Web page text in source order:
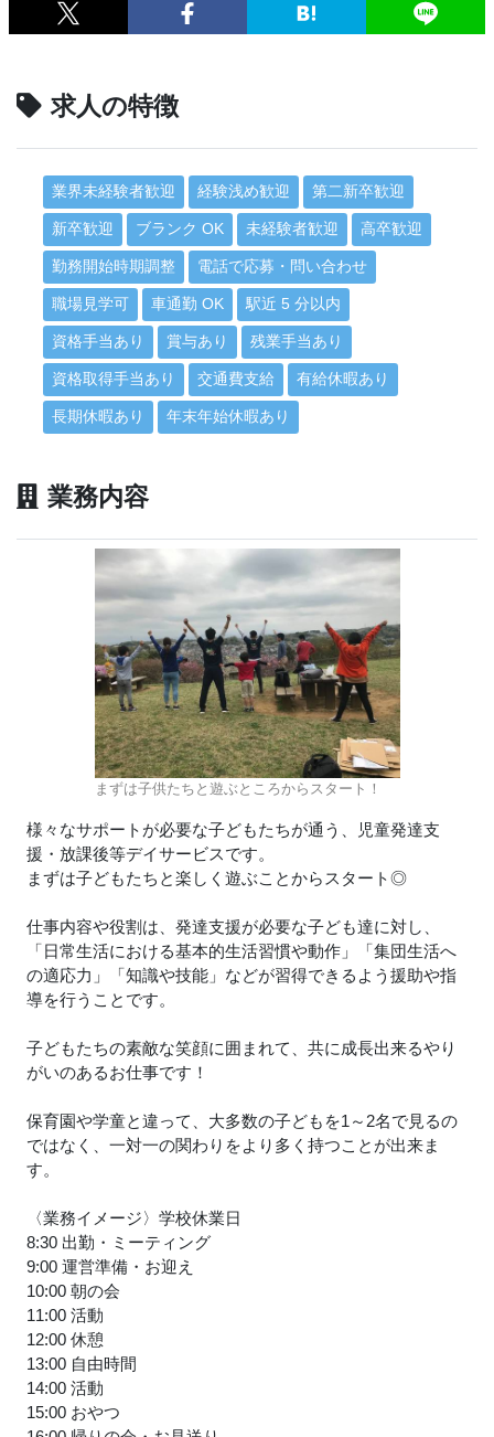
求人の特徴
業界未経験者歓迎 経験浅め歓迎 第二新卒歓迎
新卒歓迎 ブランク OK 未経験者歓迎 高卒歓迎
勤務開始時期調整 電話で応募・問い合わせ
職場見学可 車通勤 OK 駅近 5 分以内
資格手当あり 賞与あり 残業手当あり
資格取得手当あり 交通費支給 有給休暇あり
長期休暇あり 年末年始休暇あり
業務内容
まずは子供たちと遊ぶところからスタート！
様々なサポートが必要な子どもたちが通う、児童発達支
援・放課後等デイサービスです。
まずは子どもたちと楽しく遊ぶことからスタート◎
仕事内容や役割は、発達支援が必要な子ども達に対し、
「日常生活における基本的生活習慣や動作」「集団生活へ
の適応力」「知識や技能」などが習得できるよう援助や指
導を行うことです。
子どもたちの素敵な笑顔に囲まれて、共に成長出来るやり
がいのあるお仕事です！
保育園や学童と違って、大多数の子どもを1～2名で見るの
ではなく、一対一の関わりをより多く持つことが出来ま
す。
〈業務イメージ〉学校休業日
8:30 出勤・ミーティング
9:00 運営準備・お迎え
10:00 朝の会
11:00 活動
12:00 休憩
13:00 自由時間
14:00 活動
15:00 おやつ